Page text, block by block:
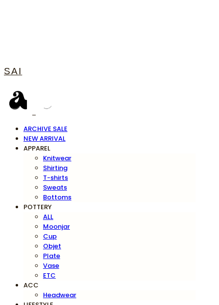
SAI
ARCHIVE SALE
NEW ARRIVAL
APPAREL
Knitwear
Shirting
T-shirts
Sweats
Bottoms
POTTERY
ALL
Moonjar
Cup
Objet
Plate
Vase
ETC
ACC
Headwear